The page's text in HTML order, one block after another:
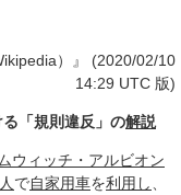
）』 (2020/02/10
14:29 UTC 版)
る「規則違反」の解説
ウィッチ・アルビオン
で自家用車を利用し